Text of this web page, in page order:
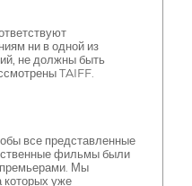
ни в одной из
не должны быть
TAIFF.
все представленные
фильмы были
Мы
которых уже